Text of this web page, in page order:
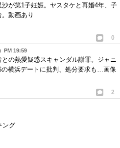
が第1子妊娠。ヤスタケと再婚4年、子
動画あり
0
PM 19:59
の熱愛疑惑スキャンダル謝罪。ジャニ
の横浜デートに批判、処分要求も…画像
2
ング